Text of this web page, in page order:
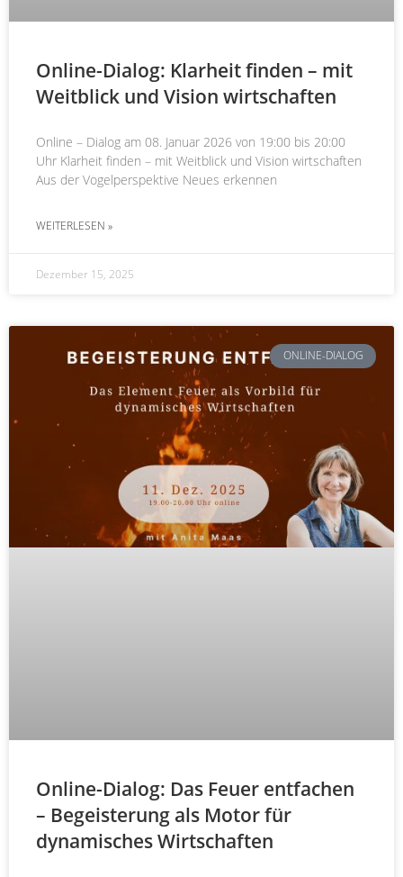
Online-Dialog: Klarheit finden – mit
Weitblick und Vision wirtschaften
Online – Dialog am 08. Januar 2026 von 19:00 bis 20:00
Uhr Klarheit finden – mit Weitblick und Vision wirtschaften
Aus der Vogelperspektive Neues erkennen
WEITERLESEN »
Dezember 15, 2025
ONLINE-DIALOG
Online-Dialog: Das Feuer entfachen
– Begeisterung als Motor für
dynamisches Wirtschaften